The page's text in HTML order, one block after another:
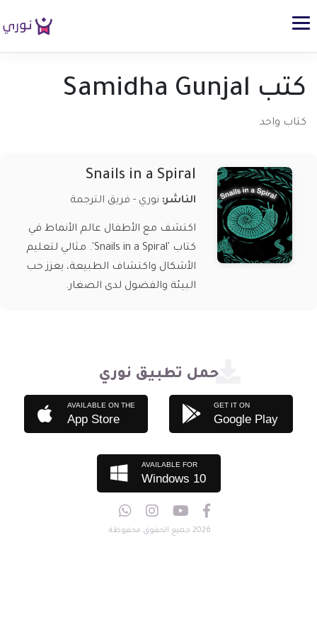
كتب Samidha Gunjal
كتاب واحد
Snails in a Spiral
الناشر: نوري - فريق الترجمة
اكتشف مع الأطفال عالم الأنماط في
كتاب 'Snails in a Spiral'. مثالي لتعليم
الأشكال واكتشاف الطبيعة، يعزز حب
البيئة والفضول لدى الصغار.
حمل تطبيق نوري
AVAILABLE ON THE
App Store
GET IT ON
Google Play
AVAILABLE FOR
Windows 10
2026 جميع الحقوق محفوظة.